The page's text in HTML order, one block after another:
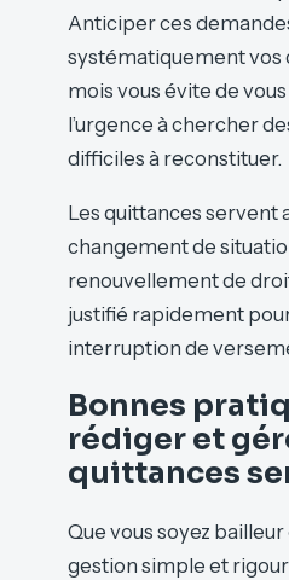
Anticiper ces
systématiquement vos
mois vous évite de
l’urgence à chercher
difficiles à reconstituer.
Les quittances servent
changement de
renouvellement de
justifié rapidement
interruption de
Bonnes
rédiger et
quittances
Que vous soyez
gestion simple et